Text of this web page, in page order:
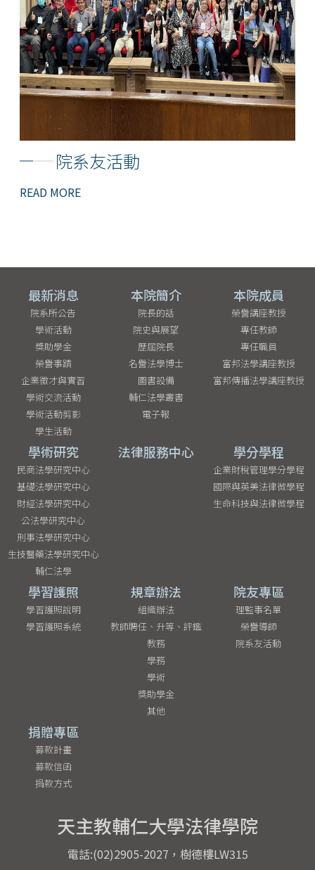
院系友活動
READ MORE
最新消息
院系所公告
學術活動
獎助學金
榮譽事蹟
企業徵才與實習
學術交流活動
學術活動剪影
學生活動
本院簡介
院長的話
院史與展望
歷屆院長
名譽法學博士
圖書設備
輔仁法學叢書
電子報
本院成員
榮譽講座教授
專任教師
專任職員
富邦法學講座教授
富邦傳播法學講座教授
學術研究
民商法學研究中心
基礎法學研究中心
財經法學研究中心
公法學研究中心
刑事法學研究中心
生技醫藥法學研究中心
輔仁法學
法律服務中心 學分學程
企業財稅管理學分學程
國際與英美法律微學程
生命科技與法律微學程
學習護照
學習護照說明
學習護照系統
規章辦法
組織辦法
教師聘任、升等、評鑑
教務
學務
學術
獎助學金
其他
院友專區
理監事名單
榮譽導師
院系友活動
捐贈專區
募款計畫
募款信函
捐款方式
天主教輔仁大學法律學院
電話:(02)2905-2027，樹德樓LW315